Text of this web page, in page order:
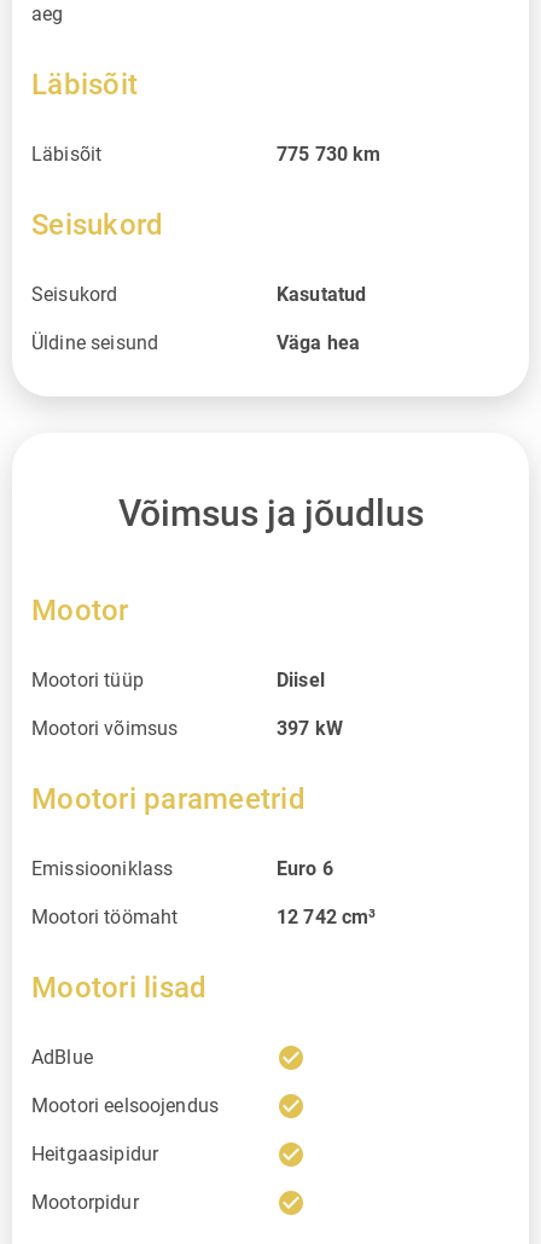
aeg
Läbisõit
Läbisõit 775 730 km
Seisukord
Seisukord Kasutatud
Üldine seisund Väga hea
Võimsus ja jõudlus
Mootor
Mootori tüüp Diisel
Mootori võimsus 397 kW
Mootori parameetrid
Emissiooniklass Euro 6
Mootori töömaht 12 742cm³
Mootori lisad
AdBlue check_circle
Mootori eelsoojendus check_circle
Heitgaasipidur check_circle
Mootorpidur check_circle